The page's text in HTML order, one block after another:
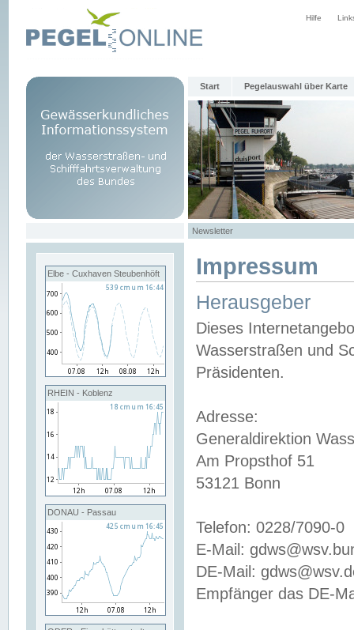
Hilfe
Start Pegelauswahl über Karte
Newsletter
Elbe - Cuxhaven Steubenhöft
RHEIN - Koblenz
DONAU - Passau
Impressum
Herausgeber
Dieses
Wasserstraßen und
Präsidenten.
Adresse:
Generaldirektion
Am Propsthof 51
53121 Bonn
Telefon: 0228/7090-0
E-Mail:
DE-Mail:
Empfänger das DE-